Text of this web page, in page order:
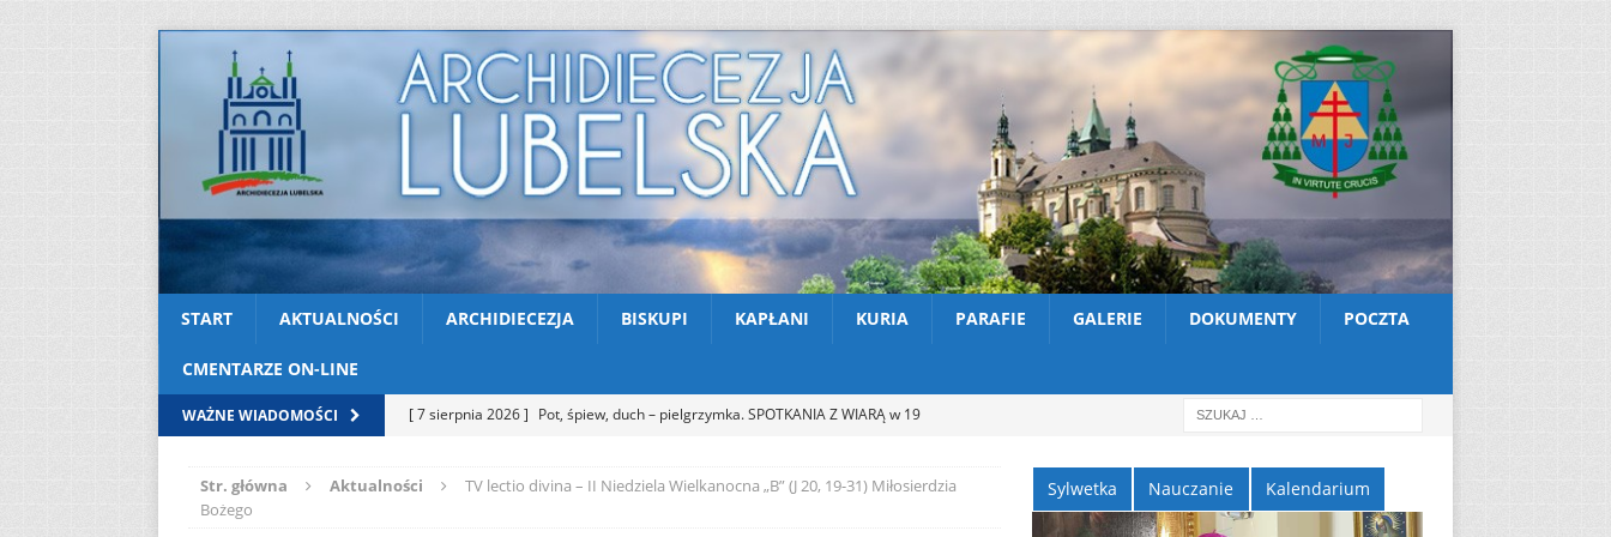
START AKTUALNOŚCI ARCHIDIECEZJA BISKUPI KAPŁANI KURIA PARAFIE GALERIE DOKUMENTY POCZTA
CMENTARZE ON-LINE
WAŻNE WIADOMOŚCI [ 7 sierpnia 2026 ] Pot, śpiew, duch – pielgrzymka. SPOTKANIA Z WIARĄ w 19
[ 6 sierpnia 2026 ] Zmarł ks. Ryszard Sowa
AKTUALNOŚCI
Str. główna Aktualności
TV lectio divina – II Niedziela Wielkanocna „B” (J 20, 19-31) Miłosierdzia
Bożego
Sylwetka Nauczanie Kalendarium